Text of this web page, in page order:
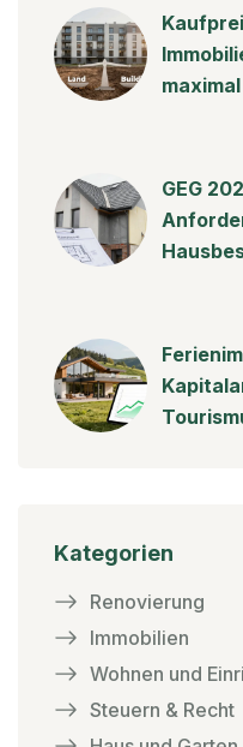
GEG
Kategorien
Renovierung
Immobilien
Wohnen und
Steuern & Recht